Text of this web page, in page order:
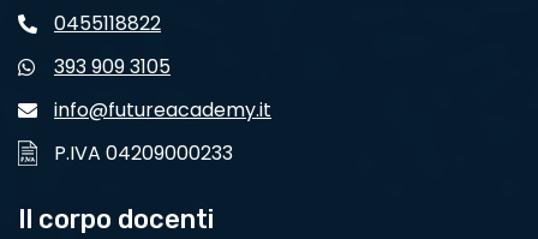
0455118822
393 909 3105
info@futureacademy.it
P.IVA 04209000233
Il corpo docenti